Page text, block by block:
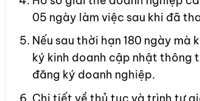
05 ngày làm việc sau khi đã
Nếu sau thời hạn 180 ngày mà
ký kinh doanh cập nhật thông
đăng ký doanh nghiệp.